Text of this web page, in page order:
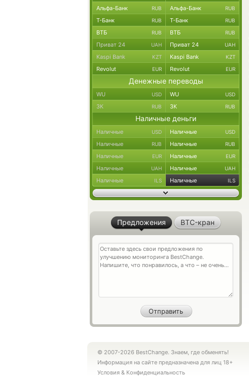
Альфа-Банк RUB Альфа-Банк RUB
Т-Банк RUB Т-Банк RUB
ВТБ RUB ВТБ RUB
Приват 24 UAH Приват 24 UAH
Kaspi Bank KZT Kaspi Bank KZT
Revolut EUR Revolut EUR
Денежные переводы
WU USD WU USD
ЗК RUB ЗК RUB
Наличные деньги
Наличные USD Наличные USD
Наличные RUB Наличные RUB
Наличные EUR Наличные EUR
Наличные UAH Наличные UAH
Наличные ILS Наличные ILS
Предложения BTC-кран
© 2007-2026 BestChange. Знаем, где обменять!
Информация на сайте предназначена для лиц 18+
Условия & Конфиденциальность